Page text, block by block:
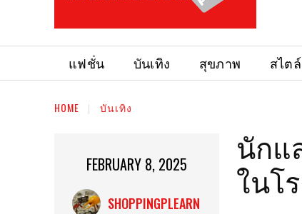
แฟชั่น บันเทิง สุขภาพ สไตล์
HOME บันเทิง
FEBRUARY 8, 2025
SHOPPINGPLEARN
นักแ
ในโ